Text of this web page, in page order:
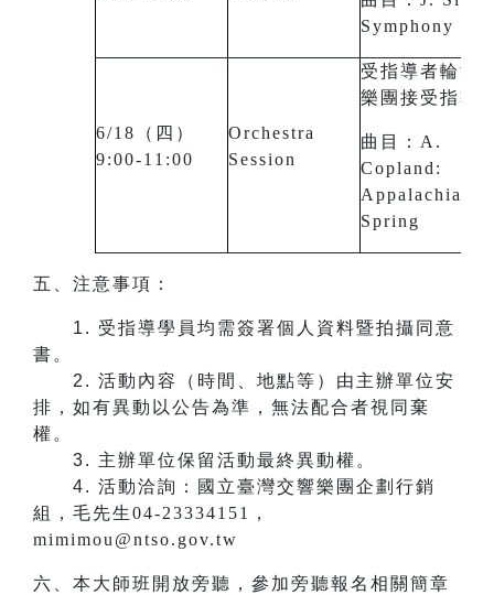
Symphony
6/18（四）
9:00-11:00
Orchestra
Session
受指導者輪流
樂團接受指導
曲目：A.
Copland:
Appalachian
Spring
五、注意事項：
1. 受指導學員均需簽署個人資料暨拍攝同意
書。
2. 活動內容（時間、地點等）由主辦單位安
排，如有異動以公告為準，無法配合者視同棄
權。
3. 主辦單位保留活動最終異動權。
4. 活動洽詢：國立臺灣交響樂團企劃行銷
組，毛先生04-23334151，
mimimou@ntso.gov.tw
六、本大師班開放旁聽，參加旁聽報名相關簡章